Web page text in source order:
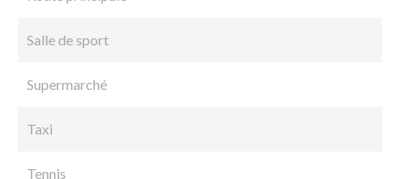
Salle de sport
Supermarché
Taxi
Tennis